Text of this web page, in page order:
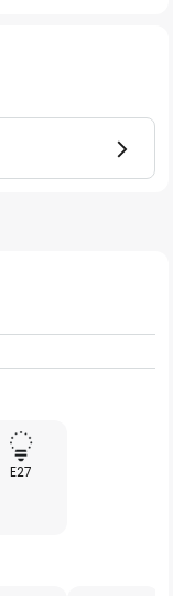
E27